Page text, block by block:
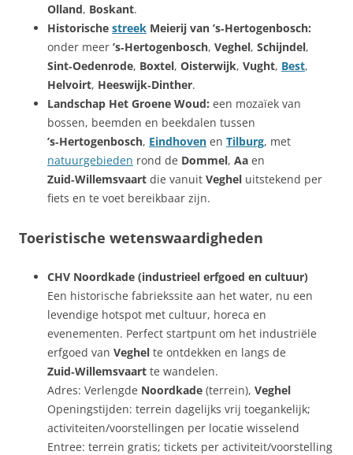
Olland, Boskant.
Historische streek Meierij van ’s‑Hertogenbosch:
onder meer ’s‑Hertogenbosch, Veghel, Schijndel,
Sint‑Oedenrode, Boxtel, Oisterwijk, Vught, Best,
Helvoirt, Heeswijk‑Dinther.
Landschap Het Groene Woud: een mozaïek van
bossen, beemden en beekdalen tussen
’s‑Hertogenbosch, Eindhoven en Tilburg, met
natuurgebieden rond de Dommel, Aa en
Zuid‑Willemsvaart die vanuit Veghel uitstekend per
fiets en te voet bereikbaar zijn.
Toeristische wetenswaardigheden
CHV Noordkade (industrieel erfgoed en cultuur)
Een historische fabriekssite aan het water, nu een
levendige hotspot met cultuur, horeca en
evenementen. Perfect startpunt om het industriële
erfgoed van Veghel te ontdekken en langs de
Zuid‑Willemsvaart te wandelen.
Adres: Verlengde Noordkade (terrein), Veghel
Openingstijden: terrein dagelijks vrij toegankelijk;
activiteiten/voorstellingen per locatie wisselend
Entree: terrein gratis; tickets per activiteit/voorstelling